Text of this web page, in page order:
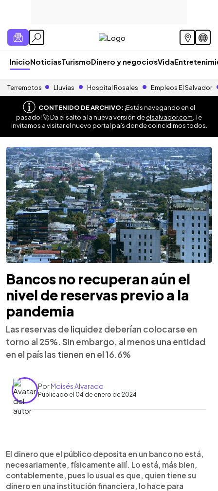
InicioNoticiasTurismoDinero y negociosVida
Terremotos Lluvias Hospital Rosales Empleos El Salvador
CONTENIDO DE ARCHIVO:¡Estás navegando en el
pasado! 🚀 Da el salto a la nueva versión deelsalvador.com . Te
invitamos a visitar el nuevo portal país donde coincidimos todos.
Bancos no recuperan aún el
nivel de reservas previo a la
pandemia
Las reservas de liquidez deberían colocarse en
torno al 25%. Sin embargo, al menos una entidad
en el país las tienen en el 16.6%
PorMoisés Alvarado
Publicado el 04 de enero de 2024
Escuchar artículo
El dinero que el público deposita en un banco no está,
necesariamente, físicamente allí. Lo está, más bien,
contablemente, pues lo usual es que, quien tiene su
dinero en una institución financiera, lo hace para